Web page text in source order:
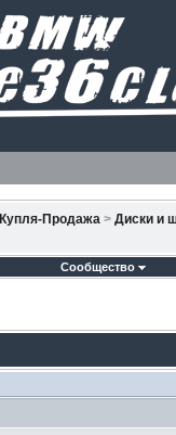
Купля-Продажа > Диски и
Сообщество